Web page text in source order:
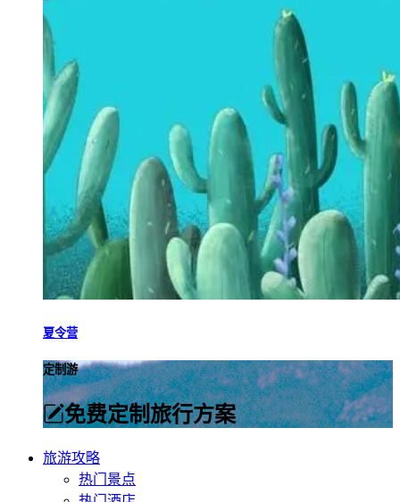
夏令营
定制游
免费定制旅行方案
旅游攻略
热门景点